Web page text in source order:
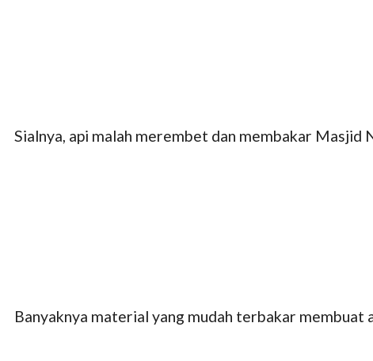
Sialnya, api malah merembet dan membakar
Banyaknya material yang mudah terbakar membuat